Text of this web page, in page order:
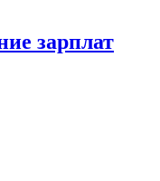
зарплат